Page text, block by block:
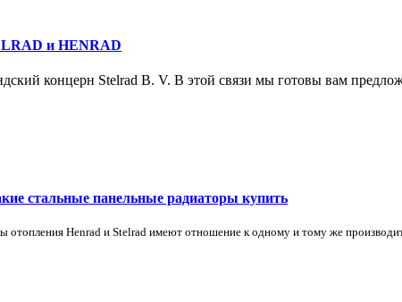
и HENRAD
концерн Stelrad B. V. В этой связи мы готовы вам
стальные панельные радиаторы купить
отопления Henrad и Stelrad имеют отношение к одному и тому же